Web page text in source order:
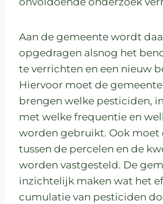
Aan de gemeente wordt
opgedragen alsnog het
te verrichten en een nieuw
Hiervoor moet de
brengen welke pesticiden,
met welke frequentie en
worden gebruikt. Ook moet
tussen de percelen en de
worden vastgesteld. De
inzichtelijk maken wat het
cumulatie van pesticiden